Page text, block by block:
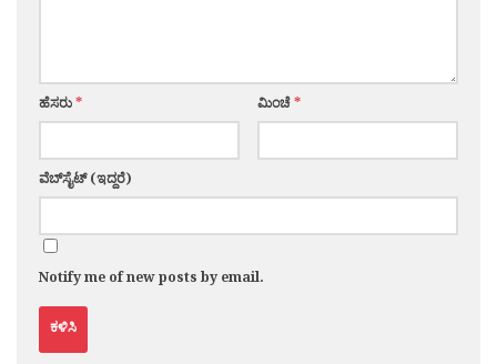
ಹೆಸರು* ಮಿಂಚೆ*
ವೆಬ್‌ಸೈಟ್ (ಇದ್ದರೆ)
Notify me of new posts by email.